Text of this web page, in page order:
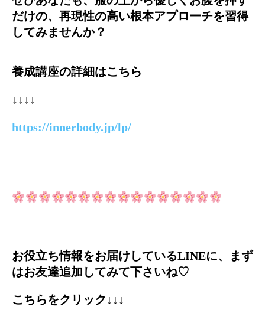
だけの、再現性の高い根本アプローチを習得
してみませんか？
養成講座の詳細はこちら
↓↓↓↓
https://innerbody.jp/lp/
お役立ち情報をお届けしているLINEに、まず
はお友達追加してみて下さいね♡
こちらをクリック↓↓↓